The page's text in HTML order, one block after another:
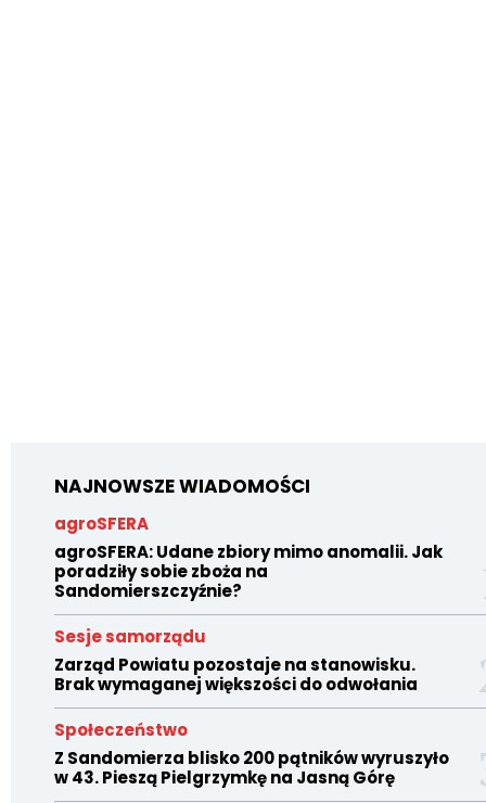
NAJNOWSZE WIADOMOŚCI
agroSFERA
agroSFERA: Udane zbiory mimo anomalii. Jak
poradziły sobie zboża na
Sandomierszczyźnie?
Sesje samorządu
Zarząd Powiatu pozostaje na stanowisku.
Brak wymaganej większości do odwołania
Społeczeństwo
Z Sandomierza blisko 200 pątników wyruszyło
w 43. Pieszą Pielgrzymkę na Jasną Górę